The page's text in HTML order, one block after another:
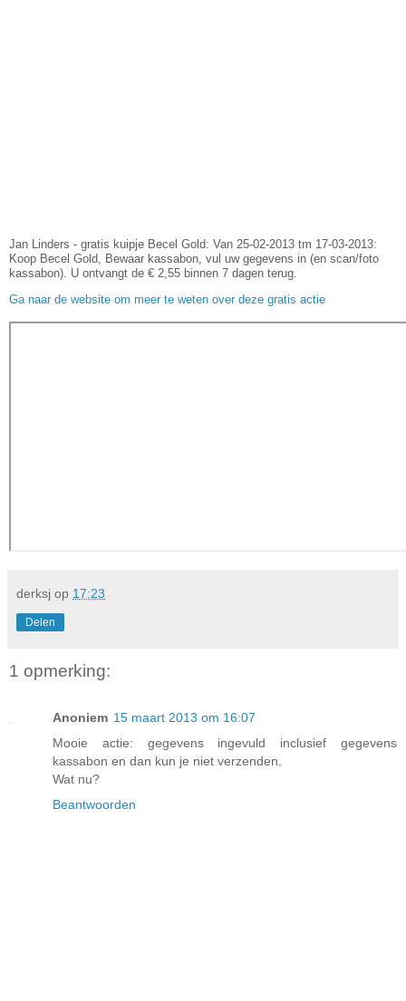
Jan Linders - gratis kuipje Becel Gold: Van 25-02-2013 tm 17-03-2013:
Koop Becel Gold, Bewaar kassabon, vul uw gegevens in (en scan/foto
kassabon). U ontvangt de € 2,55 binnen 7 dagen terug.
Ga naar de website om meer te weten over deze gratis actie
derksj op 17:23
Delen
1 opmerking:
Anoniem 15 maart 2013 om 16:07
Mooie actie: gegevens ingevuld inclusief gegevens
kassabon en dan kun je niet verzenden.
Wat nu?
Beantwoorden